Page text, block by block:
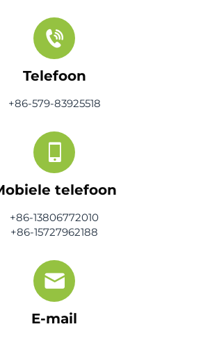
Telefoon
+86-579-83925518
telefoon
+86-13806772010
+86-15727962188
E-mail